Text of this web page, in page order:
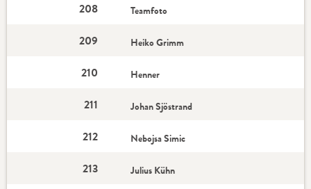
208 Teamfoto
209 Heiko Grimm
210 Henner
211 Johan Sjöstrand
212 Nebojsa Simic
213 Julius Kühn